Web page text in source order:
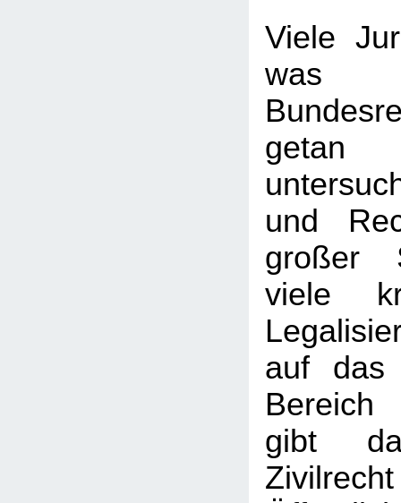
Viele
und
großer
viele
auf das
Bereich
gibt